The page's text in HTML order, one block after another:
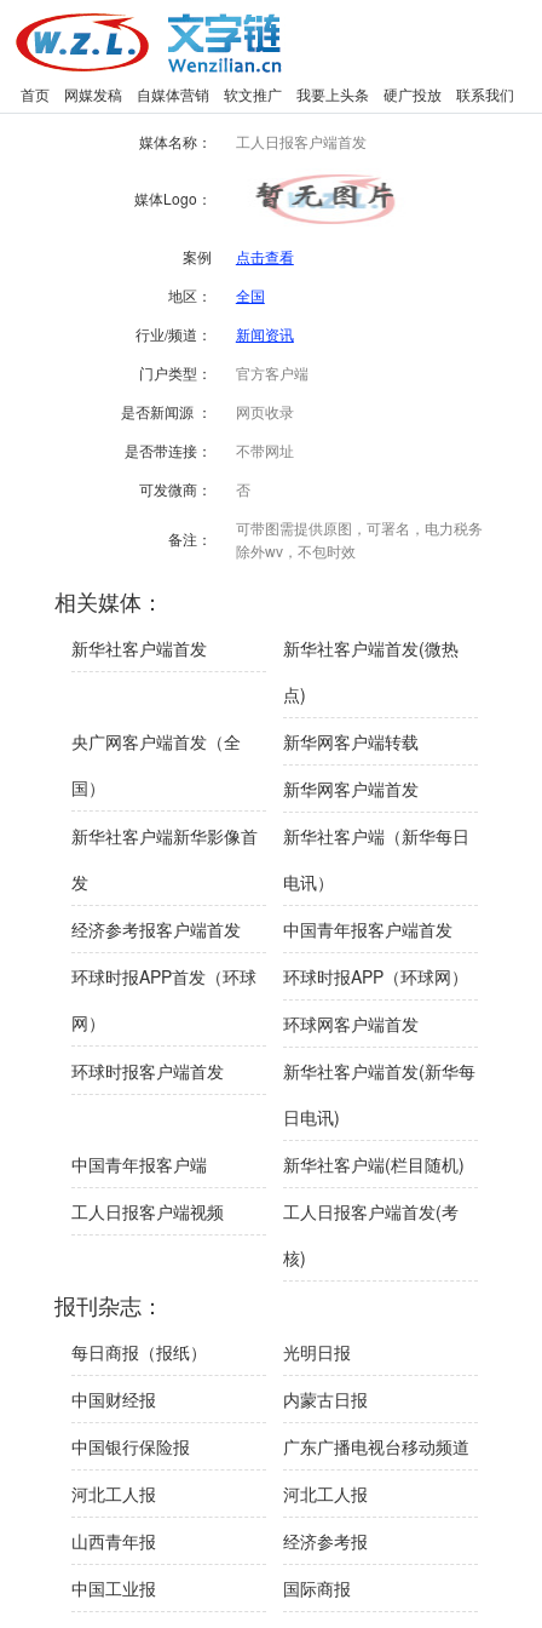
首页 网媒发稿 自媒体营销 软文推广 我要上头条 硬广投放 联系我们
媒体名称： 工人日报客户端首发
媒体Logo：
案例
点击查看
地区：
全国
行业/频道：
新闻资讯
门户类型：
官方客户端
是否新闻源 ：
网页收录
是否带连接：
不带网址
可发微商：
否
备注：
可带图需提供原图，可署名，电力税务
除外wv，不包时效
相关媒体：
新华社客户端首发
新华社客户端首发(微热
点)
央广网客户端首发（全
国）
新华网客户端转载
新华网客户端首发
新华社客户端新华影像首
发
新华社客户端（新华每日
电讯）
经济参考报客户端首发
中国青年报客户端首发
环球时报APP首发（环球
网）
环球时报APP（环球网）
环球网客户端首发
环球时报客户端首发
新华社客户端首发(新华每
日电讯)
中国青年报客户端
新华社客户端(栏目随机)
工人日报客户端视频
工人日报客户端首发(考
核)
报刊杂志：
每日商报（报纸）
光明日报
中国财经报
内蒙古日报
中国银行保险报
广东广播电视台移动频道
河北工人报
河北工人报
山西青年报
经济参考报
中国工业报
国际商报